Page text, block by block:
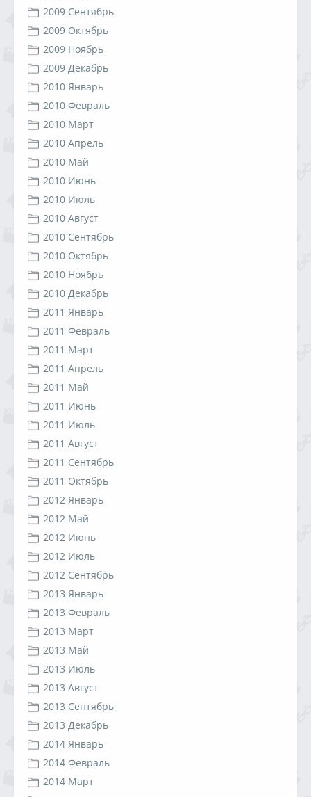
2009 Сентябрь
2009 Октябрь
2009 Ноябрь
2009 Декабрь
2010 Январь
2010 Февраль
2010 Март
2010 Апрель
2010 Май
2010 Июнь
2010 Июль
2010 Август
2010 Сентябрь
2010 Октябрь
2010 Ноябрь
2010 Декабрь
2011 Январь
2011 Февраль
2011 Март
2011 Апрель
2011 Май
2011 Июнь
2011 Июль
2011 Август
2011 Сентябрь
2011 Октябрь
2012 Январь
2012 Май
2012 Июнь
2012 Июль
2012 Сентябрь
2013 Январь
2013 Февраль
2013 Март
2013 Май
2013 Июль
2013 Август
2013 Сентябрь
2013 Декабрь
2014 Январь
2014 Февраль
2014 Март